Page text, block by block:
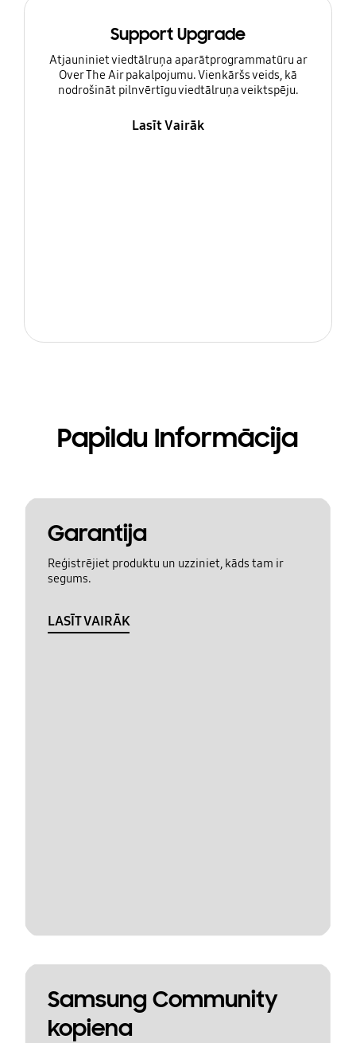
Support Upgrade
Atjauniniet viedtālruņa aparātprogrammatūru ar
Over The Air pakalpojumu. Vienkāršs veids, kā
nodrošināt pilnvērtīgu viedtālruņa veiktspēju.
Lasīt Vairāk
Papildu Informācija
Garantija
Reģistrējiet produktu un uzziniet, kāds tam ir
segums.
LASĪT VAIRĀK
Samsung Community
kopiena